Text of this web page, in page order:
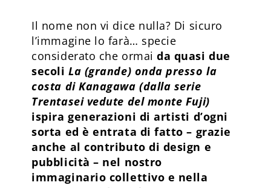
Il nome non vi dice nulla? Di sicuro
l’immagine lo farà… specie
considerato che ormaida quasi due
secoliLa (grande) onda presso la
costa di Kanagawa (dalla serie
Trentasei vedute del monte Fuji)
ispira generazioni di artisti d’ogni
sorta ed è entrata di fatto – grazie
anche al contributo di design e
pubblicità – nel nostro
immaginario collettivo e nella